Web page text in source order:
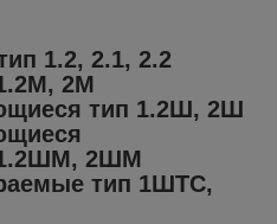
1.2, 2.1, 2.2
2М
тип 1.2Ш, 2Ш
1.2ШМ, 2ШМ
тип 1ШТС,